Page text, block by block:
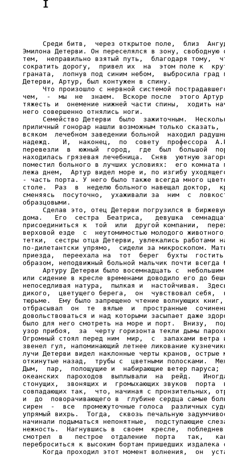
Среди битв,  через открытое поле,  близ
Эмилона Детерви. Он переселялся в зону, свободную
тем,  неправильно взятый путь,  благодаря тому,
сократить дорогу,  привел их  на  этом поле к
граната,  лопнув под синим небом,  выбросила град
Детерви, Артур, был контужен в спину.
Что произошло с нервной системой
чем,  -  мы  не  знаем.  Вскоре после  этого Артур
тяжесть и  онемение нижней части спины,  ходить
него совершенно отнялись ноги.
Семейство Детерви  было  зажиточным.
приличный гонорар нашли возможным только
всяком  лечебном заведении больной  находил
надежд.   И,  наконец,  по  совету  профессора
перевезли  в  южный  город,  где  был  большой
находилась грязевая лечебница.  Сняв  уютную
поместил больного в лучших условиях:  его
лежа днем,  Артур видел море и, по изгибу
- часть порта. У него было также всегда много
столе.  Раз  в  неделю больного навещал доктор,
сменяясь  посуточно,  ухаживали за  ним  с
образцовыми.
Сделав это, отец Детерви погрузился в
дома.   Его  сестра  Беатриса,   девушка
присоединиться к  той  или  другой компании,
верховой езде  с  неутомимостью молодого
тетки,  сестры отца Детерви, увлекались работами
по-дилетантски упрямо,  сидели за микроскопом.
приезда,  переехала на  тот  берег  бухты
образом, неподвижный больной мальчик почти всегда
Артуру Детерви было восемнадцать с
или сидение в кресле временами доводило его до
непоседливая натура,  пылкая и  настойчивая.
дикого,  цветущего берега,  он  чувствовал себя,
тюрьме.  Ему было запрещено чтение волнующих
отбрасывал  он  те  вялые  и  пространные
довольствоваться и над которыми засыпает даже
было для него смотреть на море и порт.  Внизу,
узор прибоя,  за  черту горизонта текли дымы
Огромный стоял перед ним  мир,  с  запахами
звенел гул, напоминающий летнее ликование
лучи Детерви видел наклонные черты кранов, острые
откинутые назад,  трубы с  цветными полосками.
Дым,  пар,  полощущие и  набирающие ветер паруса;
океанских  пароходов  выплывали  на  рейд.
стонущих,  звонящих и  громыхающих звуков  порта
совпадающих так,  что, начиная с пронзительных,
и  до  поворачивающего в  глубине сердца самые
сирен  -  все  промежуточные голоса  различных
упрямый вихрь.  Тогда,  сквозь печальную
начинали подыматься непонятные,  подступающие
нежность.  Нагнувшись в  своем  кресле,
смотрел  в   пестрое  отдаление  порта   так,
переброситься к высоким бортам пришедших издалека
Когда проходил этот момент волнения,  он